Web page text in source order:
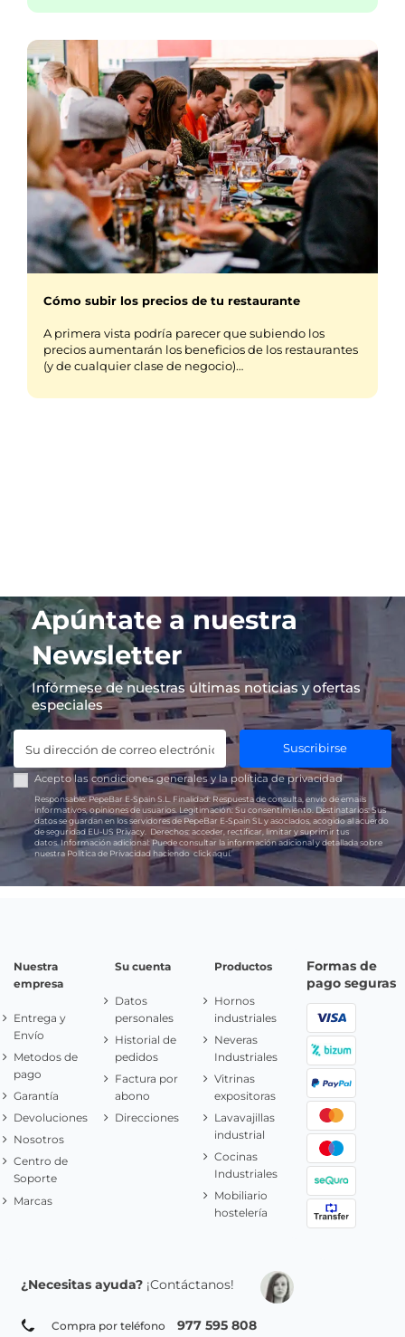
Cómo subir los precios de tu restaurante
A primera vista podría parecer que subiendo los
precios aumentarán los beneficios de los restaurantes
(y de cualquier clase de negocio)…
Apúntate a nuestra
Newsletter
Infórmese de nuestras últimas noticias y ofertas
especiales
Suscribirse
Acepto las condiciones generales y lapolítica de privacidad
Responsable:PepeBar E-Spain S.L. Finalidad: Respuesta de consulta, envío de emails
informativos, opiniones de usuarios. Legitimación: Su consentimiento. Destinatarios:Sus
datos se guardan en los servidores de PepeBar E-Spain SL y asociados, acogido al acuerdo
de seguridad EU-US Privacy.
Derechos: acceder, rectificar, limitar y suprimir tus
datos.Información adicional:Puede consultar la información adicional y detallada sobre
nuestra Política de Privacidad haciendoclick aquí.
Nuestra
empresa
Entrega y
Envío
Metodos de
pago
Garantía
Devoluciones
Nosotros
Centro de
Soporte
Marcas
Su cuenta
Datos
personales
Historial de
pedidos
Factura por
abono
Direcciones
Productos
Hornos
industriales
Neveras
Industriales
Vitrinas
expositoras
Lavavajillas
industrial
Cocinas
Industriales
Mobiliario
hostelería
Formas de
pago seguras
¿Necesitas ayuda? ¡Contáctanos!
Compra por teléfono 977 595 808